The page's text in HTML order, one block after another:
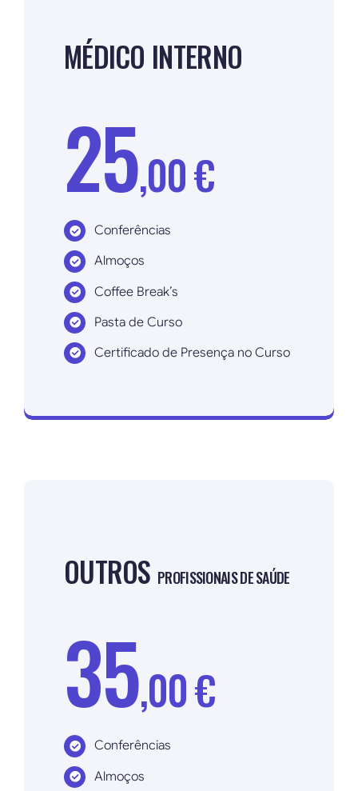
MÉDICO INTERNO
25,00 €
Conferências
Almoços
Coffee Break’s
Pasta de Curso
Certificado de Presença no Curso
OUTROS PROFISSIONAIS DE SAÚDE
35,00 €
Conferências
Almoços